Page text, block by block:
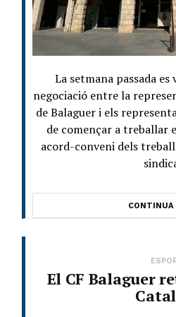
La setmana passada
negociació entre la
de Balaguer i els
de començar a treballar
acord-conveni dels
CONTINUA
El CF Balaguer